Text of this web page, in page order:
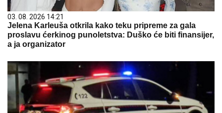
03. 08. 2026 14:21
Jelena Karleuša otkrila kako teku pripreme za gala
proslavu ćerkinog punoletstva: Duško će biti finansijer,
a ja organizator